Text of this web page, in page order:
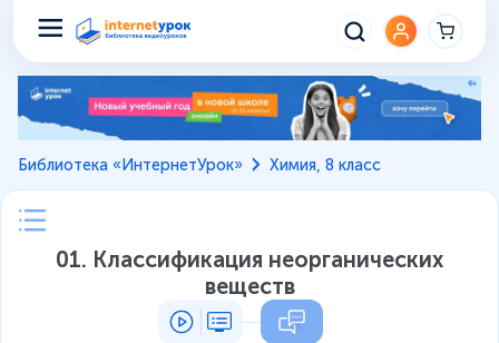
Библиотека «ИнтернетУрок» Химия, 8 класс
01. Классификация неорганических
веществ